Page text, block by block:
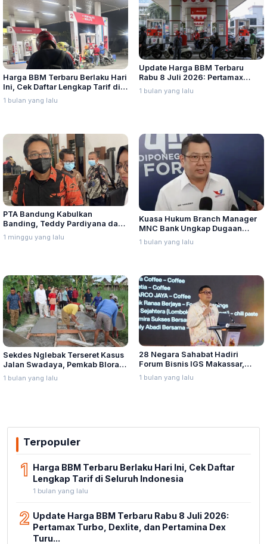
Harga BBM Terbaru Berlaku Hari
Ini, Cek Daftar Lengkap Tarif di
Seluruh Indonesia
1 bulan yang lalu
Update Harga BBM Terbaru
Rabu 8 Juli 2026: Pertamax
Turbo, Dexlite, dan Pertamina
Dex Turun
1 bulan yang lalu
PTA Bandung Kabulkan
Banding, Teddy Pardiyana dan
Bintang Ditetapkan Ahli Waris
Lina Jubaedah
1 minggu yang lalu
Kuasa Hukum Branch Manager
MNC Bank Ungkap Dugaan
Penganiayaan oleh Hary Tanoe
di MNC Towe
1 bulan yang lalu
Sekdes Nglebak Terseret Kasus
Jalan Swadaya, Pemkab Blora
Sebut Pendampingan Hukum
Bukan Kewenangannya
1 bulan yang lalu
28 Negara Sahabat Hadiri
Forum Bisnis IGS Makassar,
Munafri Tawarkan Investasi
Stadion Untia
1 bulan yang lalu
Terpopuler
1 Harga BBM Terbaru Berlaku Hari Ini, Cek Daftar
Lengkap Tarif di Seluruh Indonesia
1 bulan yang lalu
2 Update Harga BBM Terbaru Rabu 8 Juli 2026:
Pertamax Turbo, Dexlite, dan Pertamina Dex
Turu...